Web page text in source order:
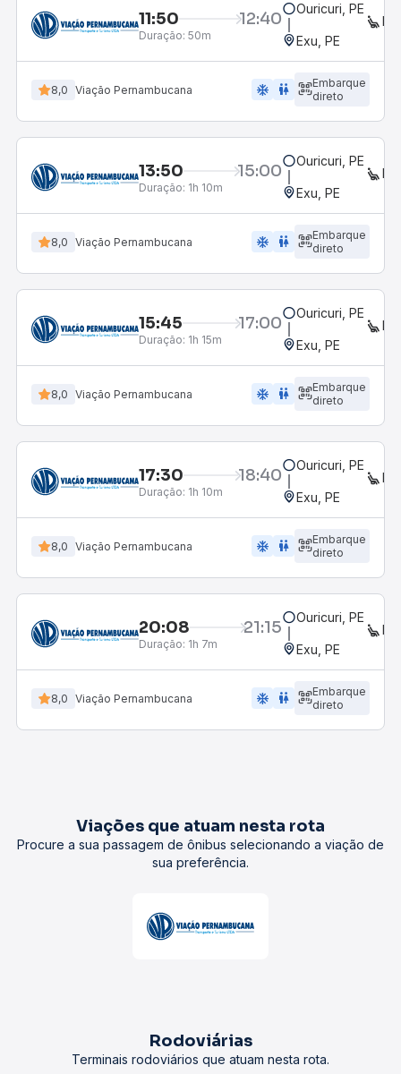
11:50 12:40
Duração: 50m
Ouricuri, PE
Exu, PE
8,0 Viação Pernambucana ac_unit wc
Embarque
direto
13:50 15:00
Duração: 1h 10m
Ouricuri, PE
Exu, PE
8,0 Viação Pernambucana ac_unit wc
Embarque
direto
15:45 17:00
Duração: 1h 15m
Ouricuri, PE
Exu, PE
8,0 Viação Pernambucana ac_unit wc
Embarque
direto
17:30 18:40
Duração: 1h 10m
Ouricuri, PE
Exu, PE
8,0 Viação Pernambucana ac_unit wc
Embarque
direto
20:08 21:15
Duração: 1h 7m
Ouricuri, PE
Exu, PE
8,0 Viação Pernambucana ac_unit wc
Embarque
direto
Viações que atuam nesta rota
Procure a sua passagem de ônibus selecionando a viação de
sua preferência.
Rodoviárias
Terminais rodoviários que atuam nesta rota.